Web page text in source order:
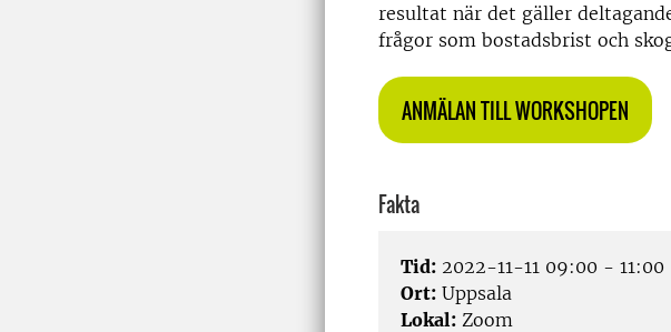
resultat när det gäller
frågor som bostadsbrist och
ANMÄLAN TILL WORKSHOPEN
Fakta
Tid: 2022-11-11 09:00 - 11:00
Ort: Uppsala
Lokal: Zoom